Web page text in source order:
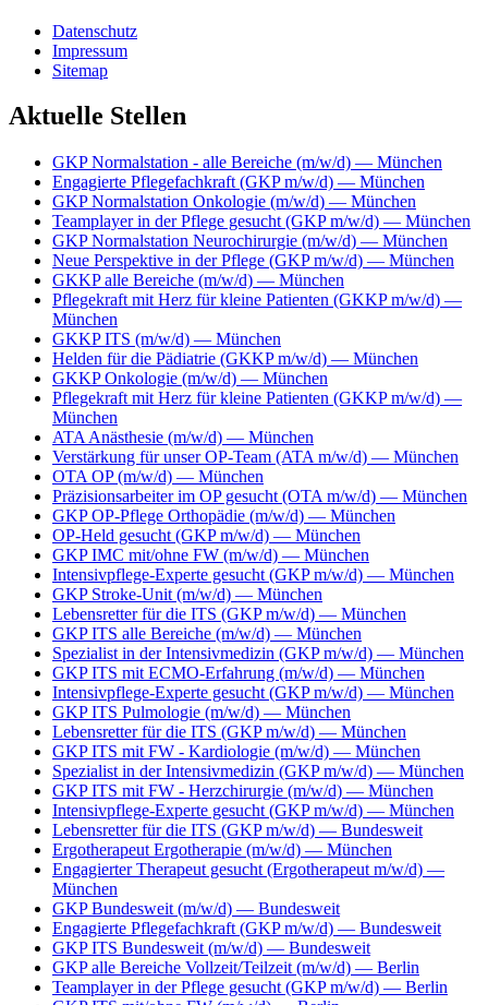
Datenschutz
Impressum
Sitemap
Aktuelle Stellen
GKP Normalstation - alle Bereiche (m/w/d) — München
Engagierte Pflegefachkraft (GKP m/w/d) — München
GKP Normalstation Onkologie (m/w/d) — München
Teamplayer in der Pflege gesucht (GKP m/w/d) — München
GKP Normalstation Neurochirurgie (m/w/d) — München
Neue Perspektive in der Pflege (GKP m/w/d) — München
GKKP alle Bereiche (m/w/d) — München
Pflegekraft mit Herz für kleine Patienten (GKKP m/w/d) —
München
GKKP ITS (m/w/d) — München
Helden für die Pädiatrie (GKKP m/w/d) — München
GKKP Onkologie (m/w/d) — München
Pflegekraft mit Herz für kleine Patienten (GKKP m/w/d) —
München
ATA Anästhesie (m/w/d) — München
Verstärkung für unser OP-Team (ATA m/w/d) — München
OTA OP (m/w/d) — München
Präzisionsarbeiter im OP gesucht (OTA m/w/d) — München
GKP OP-Pflege Orthopädie (m/w/d) — München
OP-Held gesucht (GKP m/w/d) — München
GKP IMC mit/ohne FW (m/w/d) — München
Intensivpflege-Experte gesucht (GKP m/w/d) — München
GKP Stroke-Unit (m/w/d) — München
Lebensretter für die ITS (GKP m/w/d) — München
GKP ITS alle Bereiche (m/w/d) — München
Spezialist in der Intensivmedizin (GKP m/w/d) — München
GKP ITS mit ECMO-Erfahrung (m/w/d) — München
Intensivpflege-Experte gesucht (GKP m/w/d) — München
GKP ITS Pulmologie (m/w/d) — München
Lebensretter für die ITS (GKP m/w/d) — München
GKP ITS mit FW - Kardiologie (m/w/d) — München
Spezialist in der Intensivmedizin (GKP m/w/d) — München
GKP ITS mit FW - Herzchirurgie (m/w/d) — München
Intensivpflege-Experte gesucht (GKP m/w/d) — München
Lebensretter für die ITS (GKP m/w/d) — Bundesweit
Ergotherapeut Ergotherapie (m/w/d) — München
Engagierter Therapeut gesucht (Ergotherapeut m/w/d) —
München
GKP Bundesweit (m/w/d) — Bundesweit
Engagierte Pflegefachkraft (GKP m/w/d) — Bundesweit
GKP ITS Bundesweit (m/w/d) — Bundesweit
GKP alle Bereiche Vollzeit/Teilzeit (m/w/d) — Berlin
Teamplayer in der Pflege gesucht (GKP m/w/d) — Berlin